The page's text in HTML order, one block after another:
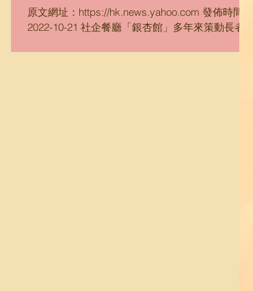
原文網址：https://hk.news.yahoo.com 發佈時間:
2022-10-21 社企餐廳「銀杏館」多年來策動長者就